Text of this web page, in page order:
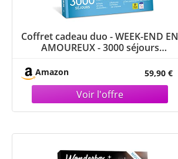
Coffret cadeau duo - WEEK-END EN
AMOUREUX - 3000 séjours
domaines, maisons d'hôtes de
charme …pour 2 personne - 1 nuit &
1 petit-déjeuner - idée cadeau
couple original
Amazon 59,90 €